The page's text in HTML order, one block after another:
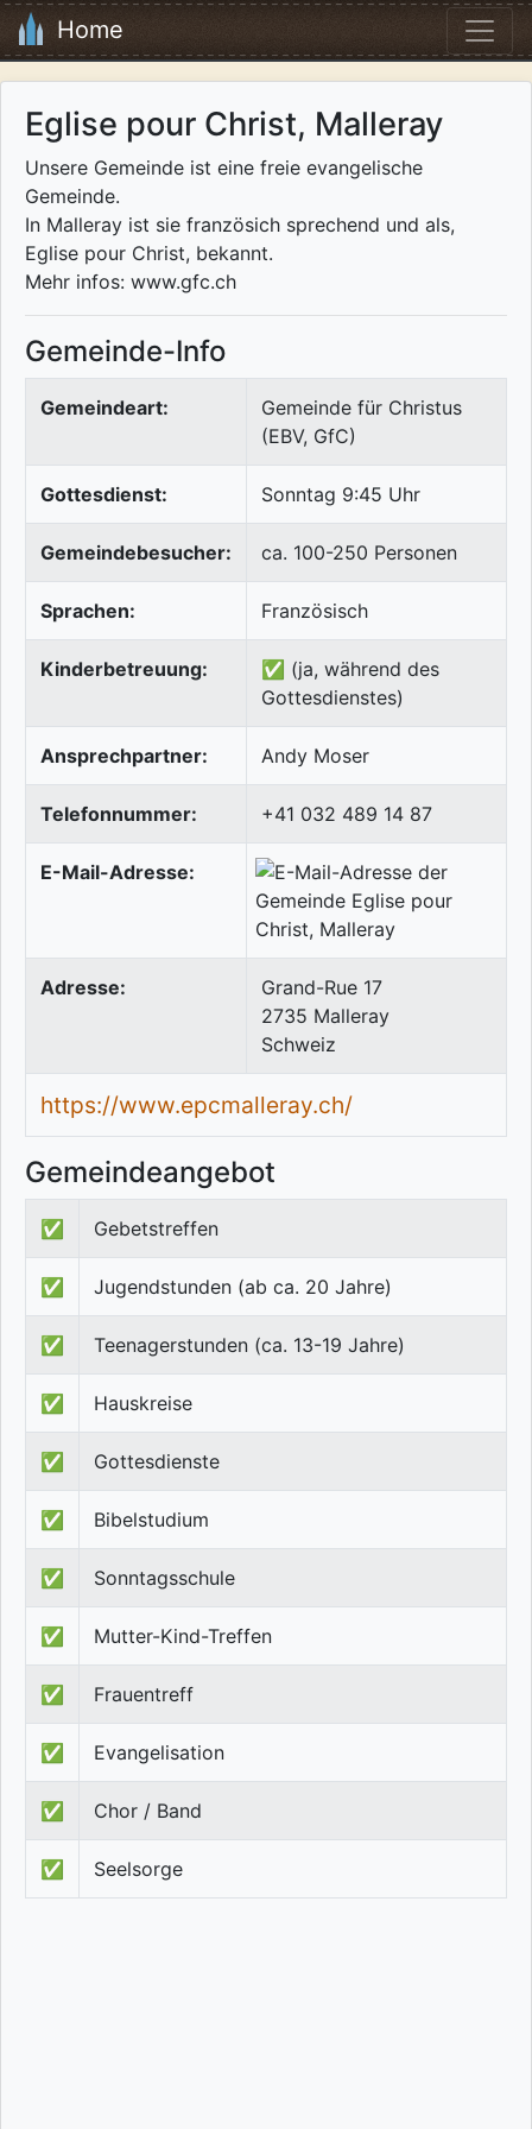
Home
Eglise pour Christ, Malleray
Unsere Gemeinde ist eine freie evangelische
Gemeinde.
In Malleray ist sie französich sprechend und als,
Eglise pour Christ, bekannt.
Mehr infos: www.gfc.ch
Gemeinde-Info
Gemeindeart:
Gemeinde für Christus
(EBV, GfC)
Gottesdienst: Sonntag 9:45 Uhr
Gemeindebesucher: ca. 100-250 Personen
Sprachen: Französisch
Kinderbetreuung:
✅ (ja, während des
Gottesdienstes)
Ansprechpartner: Andy Moser
Telefonnummer: +41 032 489 14 87
E-Mail-Adresse:
Adresse:
Grand-Rue 17
2735 Malleray
Schweiz
https://www.epcmalleray.ch/
Gemeindeangebot
✅ Gebetstreffen
✅ Jugendstunden (ab ca. 20 Jahre)
✅ Teenagerstunden (ca. 13-19 Jahre)
✅ Hauskreise
✅ Gottesdienste
✅ Bibelstudium
✅ Sonntagsschule
✅ Mutter-Kind-Treffen
✅ Frauentreff
✅ Evangelisation
✅ Chor / Band
✅ Seelsorge